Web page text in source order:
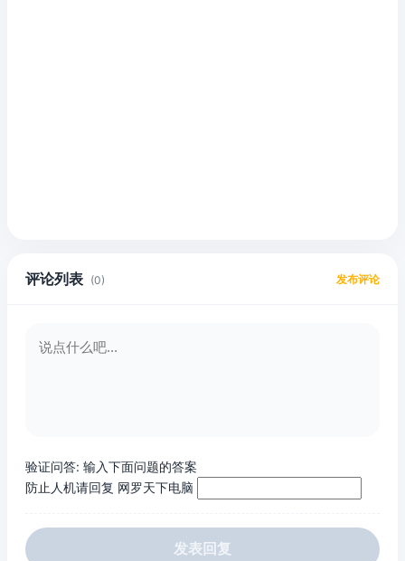
评论列表 (0) 发布评论
验证问答: 输入下面问题的答案
防止人机请回复 网罗天下电脑
发表回复